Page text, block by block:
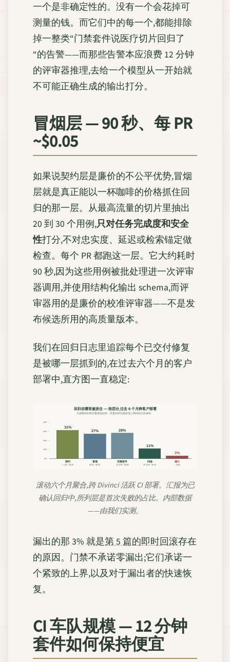
一个是非确定性的。没有一个会花掉可
测量的钱。而它们中的每一个,都能排除
掉一整类“门禁套件说医疗切片回归了
“的告警——而那些告警本应浪费 12 分钟
的评审器推理,去给一个模型从一开始就
不可能正确生成的输出打分。
冒烟层 — 90 秒、每 PR
~$0.05
如果说契约层是廉价的不公平优势,冒烟
层就是真正能以一杯咖啡的价格抓住回
归的那一层。从最高流量的切片里抽出
20 到 30 个用例,只对任务完成度和安全
性打分,不对忠实度、延迟或检索锚定做
检查。每个 PR 都跑这一层。它大约耗时
90 秒,因为这些用例被批处理进一次评审
器调用,并使用结构化输出 schema,而评
审器用的是廉价的校准评审器——不是发
布候选所用的高质量版本。
我们在回归日志里追踪每个已交付修复
是被哪一层抓到的,在过去六个月的客户
部署中,直方图一直稳定:
回归在哪里被抓住 — 按层分,过去 6 个月跨客户部署
大多数回归死在最便宜的层。昂贵的层在残余项上挣回自己的成本。
40%
30%
20%
10%
0%
31%
契约
< 1 秒 · $0.00
27%
冒烟
90 秒 · $0.05
28%
完整套件
12 分钟 · $0.80
11%
回放
25 分钟 · $2.40
3%
漏出
→ 回滚
滚动六个月聚合,跨 Divinci 活跃 CI 部署。汇报为已
确认回归中,所列层是首次失败的占比。内部数据
——由我们实测。
漏出的那 3% 就是第 5 篇的即时回滚存在
的原因。门禁不承诺零漏出;它们承诺一
个紧致的上界,以及对于漏出者的快速恢
复。
CI 车队规模 — 12 分钟
套件如何保持便宜